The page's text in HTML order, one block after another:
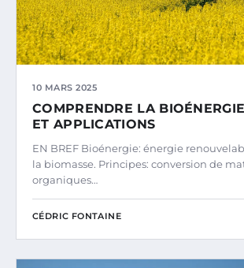
10 MARS 2025
COMPRENDRE LA
ET APPLICATIONS
EN BREF Bioénergie: énergie
la biomasse. Principes: conversion de
organiques…
CÉDRIC FONTAINE